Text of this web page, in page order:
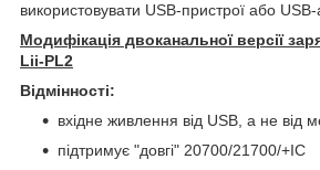
використовувати USB-пристрої або
Модифікація двоканальної версії
Lii-PL2
Відмінності:
вхідне живлення від USB, а не від
підтримує "довгі" 20700/21700/+IC